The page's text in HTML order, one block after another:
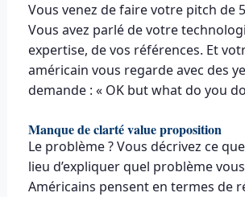
Vous venez de faire votre pitch de
Vous avez parlé de votre
expertise, de vos références. Et
américain vous regarde avec des
demande : « OK but what do you
Manque de clarté value proposition
Le problème ? Vous décrivez ce
lieu d’expliquer quel problème
Américains pensent en termes de